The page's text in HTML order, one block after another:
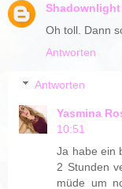
Shadownlight
Oh toll. Dann
Antworten
Antworten
Yasmina
10:51
Ja habe ein
2 Stunden
müde um